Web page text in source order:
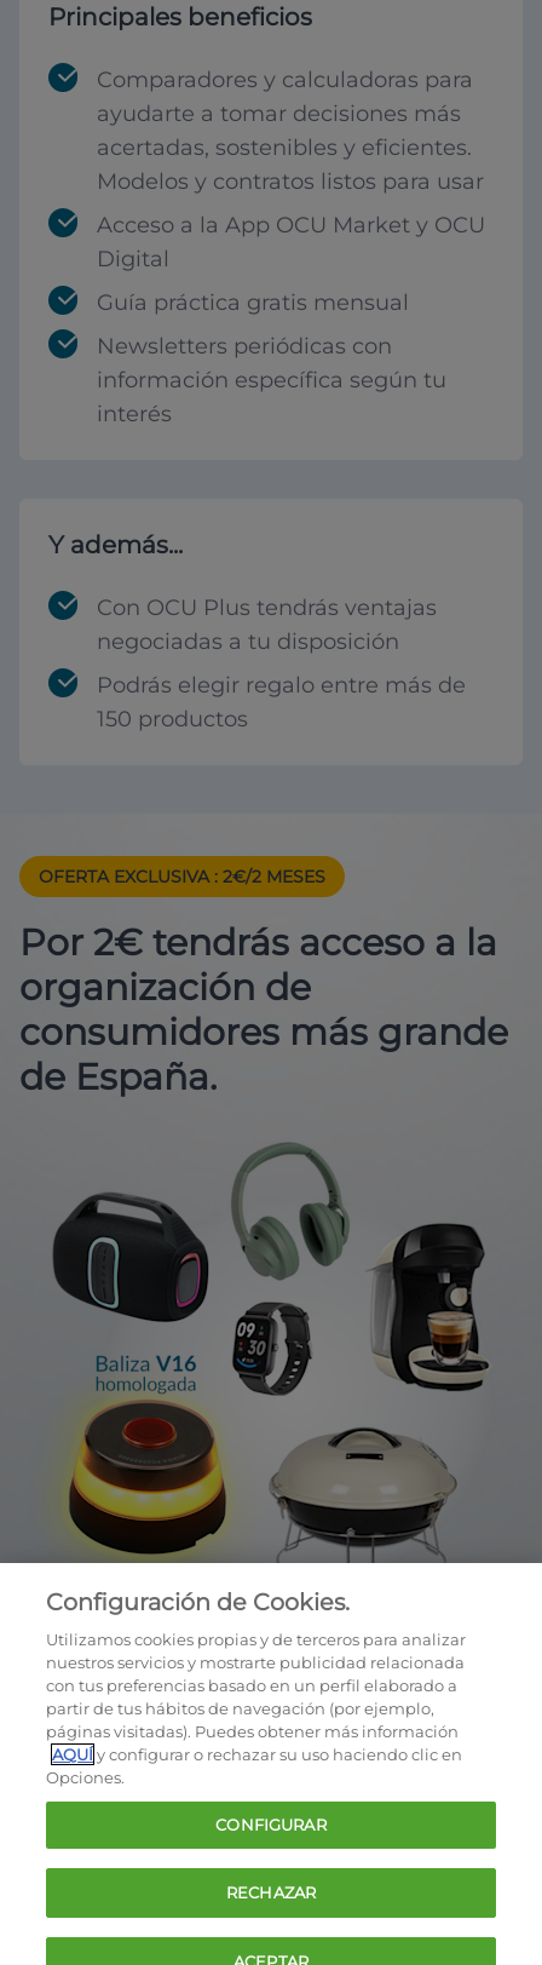
Principales beneficios
Comparadores y calculadoras para
ayudarte a tomar decisiones más
acertadas, sostenibles y eficientes.
Modelos y contratos listos para usar
Acceso a la App OCU Market y OCU
Digital
Guía práctica gratis mensual
Newsletters periódicas con
información específica según tu
interés
Y además...
Con OCU Plus tendrás ventajas
negociadas a tu disposición
Podrás elegir regalo entre más de
150 productos
OFERTA EXCLUSIVA : 2€/2 MESES
Por 2€ tendrás acceso a la
organización de
consumidores más grande
de España.
Cookies
Política de privacidad
Términos y condiciones de la oferta
Contacto
FAQ
Configuración de Cookies.
Utilizamos cookies propias y de terceros para analizar
nuestros servicios y mostrarte publicidad relacionada
con tus preferencias basado en un perfil elaborado a
partir de tus hábitos de navegación (por ejemplo,
páginas visitadas). Puedes obtener más información
AQUÍy configurar o rechazar su uso haciendo clic en
Opciones.
CONFIGURAR
RECHAZAR